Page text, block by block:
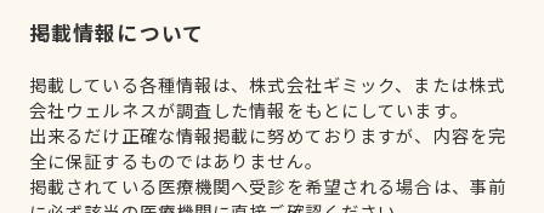
掲載情報について
掲載している各種情報は、株式会社ギミック、または株式
会社ウェルネスが調査した情報をもとにしています。
出来るだけ正確な情報掲載に努めておりますが、内容を完
全に保証するものではありません。
掲載されている医療機関へ受診を希望される場合は、事前